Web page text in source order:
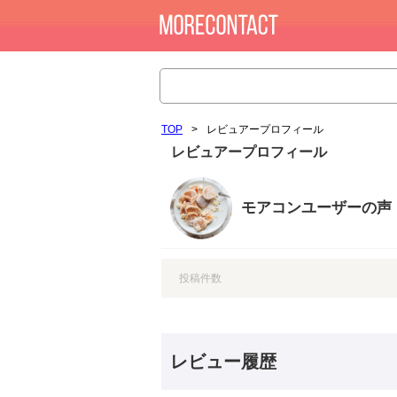
TOP > レビュアープロフィール
レビュアープロフィール
モアコンユーザーの声
投稿件数
レビュー履歴